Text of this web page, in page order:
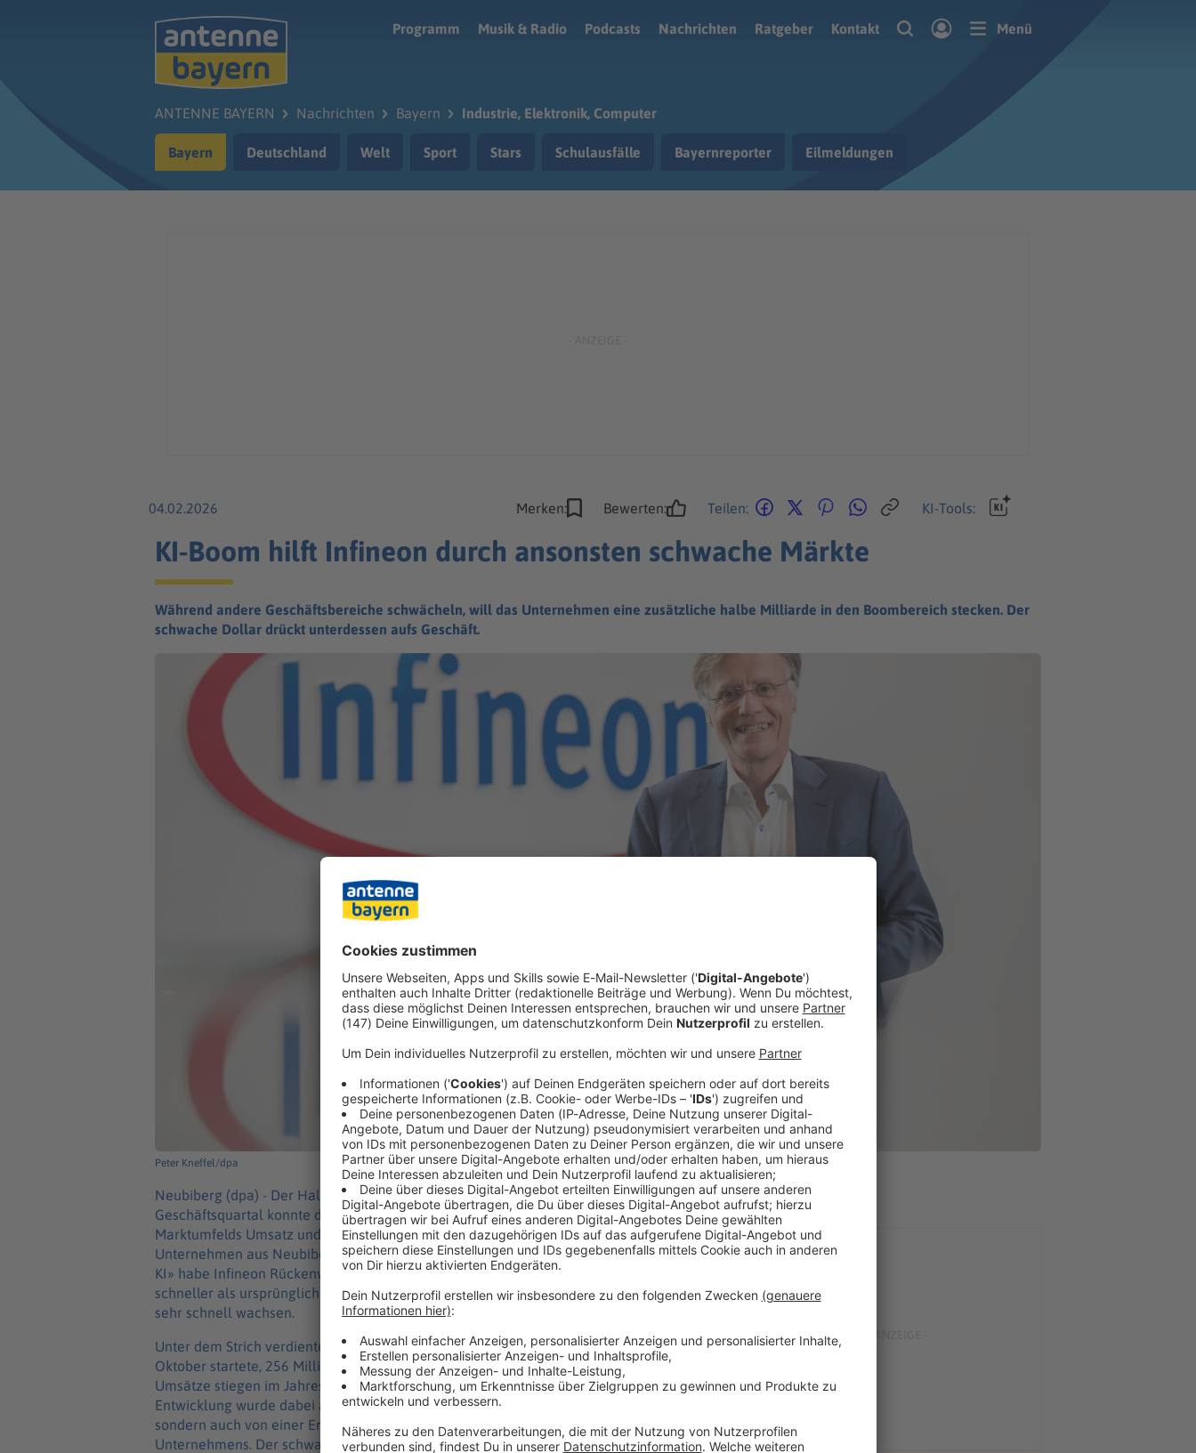
Programm
Musik & Radio Podcasts Nachrichten Ratgeber Kontakt Menü
ANTENNE BAYERN Nachrichten Bayern Industrie, Elektronik, Computer
Bayern Deutschland Welt Sport Stars Schulausfälle Bayernreporter Eilmeldungen
04.02.2026 Merken: Bewerten: Teilen: KI-Tools:
KI-Boom hilft Infineon durch ansonsten schwache Märkte
Während andere Geschäftsbereiche schwächeln, will das Unternehmen eine zusätzliche halbe Milliarde in den Boombereich stecken. Der
schwache Dollar drückt unterdessen aufs Geschäft.
Peter Kneffel/dpa
Neubiberg (dpa) - Der Halbleiterhersteller Infineon profitiert vom KI-Boom. Im ersten
Geschäftsquartal konnte der Dax-Konzern trotz eines ansonsten eher verhaltenen
Marktumfelds Umsatz und Gewinn im Vergleich zum Vorjahreszeitraum steigern, wie das
Unternehmen aus Neubiberg bei München mitteilte. Die «sehr dynamische Nachfrage bei
KI» habe Infineon Rückenwind gegeben, sagte Konzernchef Jochen Hanebeck. Er will nun
schneller als ursprünglich geplant in diesen Bereich investieren. Auch der Umsatz soll dort
sehr schnell wachsen.
Unter dem Strich verdiente Infineon im ersten Quartal seines Geschäftsjahres, das im
Oktober startete, 256 Millionen Euro. Das waren 4 Prozent mehr als vor einem Jahr. Die
Umsätze stiegen im Jahresvergleich um 7 Prozent auf 3,66 Milliarden Euro. Die positive
Entwicklung wurde dabei aber nicht nur vom Bereich Power & Sensor Systems getrieben,
sondern auch von einer Erholung im Automobilbereich, der größten Sparte des
Unternehmens. Der schwache US-Dollar drückte dagegen aufs Geschäft. Ohne ihn wäre der